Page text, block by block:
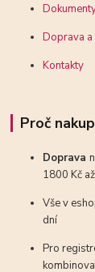
Doprava
Kontakty
Proč
Doprava
1800 Kč
Vše v
dní
Pro